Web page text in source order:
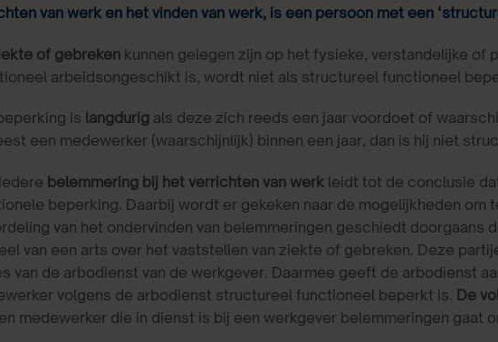
van werk en het vinden van werk, is een persoon met een
of gebreken kunnen gelegen zijn op het fysieke, verstandelijke of
arbeidsongeschikt is, wordt niet als structureel functioneel
is langdurig als deze zich reeds een jaar voordoet of
een medewerker (waarschijnlijk) binnen een jaar, dan is hij niet
belemmering bij het verrichten van werk leidt tot de conclusie
beperking. Daarbij wordt er gekeken naar de mogelijkheden om
van het ondervinden van belemmeringen geschiedt doorgaans
van een arts over het vaststellen van ziekte of gebreken. Deze
van de arbodienst van de werkgever. Daarmee geeft de arbodienst
volgens de arbodienst structureel functioneel beperkt is. De
medewerker die in dienst is bij een werkgever belemmeringen gaat